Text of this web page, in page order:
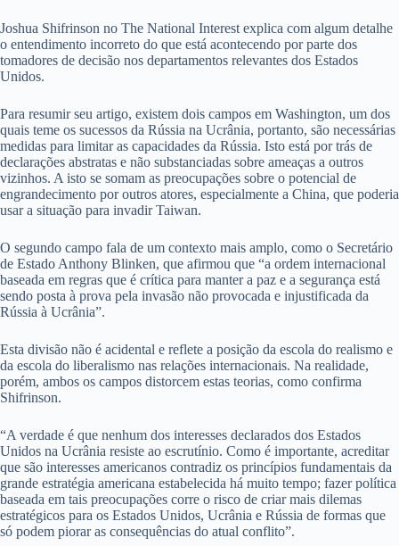
Joshua Shifrinson no The National Interest explica com algum detalhe
o entendimento incorreto do que está acontecendo por parte dos
tomadores de decisão nos departamentos relevantes dos Estados
Unidos.
Para resumir seu artigo, existem dois campos em Washington, um dos
quais teme os sucessos da Rússia na Ucrânia, portanto, são necessárias
medidas para limitar as capacidades da Rússia. Isto está por trás de
declarações abstratas e não substanciadas sobre ameaças a outros
vizinhos. A isto se somam as preocupações sobre o potencial de
engrandecimento por outros atores, especialmente a China, que poderia
usar a situação para invadir Taiwan.
O segundo campo fala de um contexto mais amplo, como o Secretário
de Estado Anthony Blinken, que afirmou que “a ordem internacional
baseada em regras que é crítica para manter a paz e a segurança está
sendo posta à prova pela invasão não provocada e injustificada da
Rússia à Ucrânia”.
Esta divisão não é acidental e reflete a posição da escola do realismo e
da escola do liberalismo nas relações internacionais. Na realidade,
porém, ambos os campos distorcem estas teorias, como confirma
Shifrinson.
“A verdade é que nenhum dos interesses declarados dos Estados
Unidos na Ucrânia resiste ao escrutínio. Como é importante, acreditar
que são interesses americanos contradiz os princípios fundamentais da
grande estratégia americana estabelecida há muito tempo; fazer política
baseada em tais preocupações corre o risco de criar mais dilemas
estratégicos para os Estados Unidos, Ucrânia e Rússia de formas que
só podem piorar as consequências do atual conflito”.